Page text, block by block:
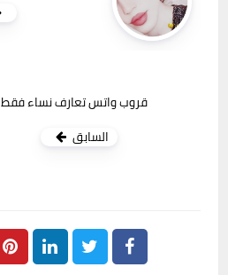
قروب واتس تعارف نساء فقط
السابق